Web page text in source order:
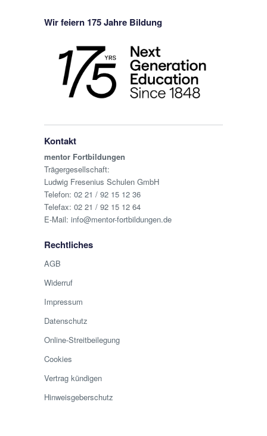
Wir feiern 175 Jahre Bildung
Kontakt
mentor Fortbildungen
Trägergesellschaft:
Ludwig Fresenius Schulen GmbH
Telefon: 02 21 / 92 15 12 36
Telefax: 02 21 / 92 15 12 64
E-Mail: info@mentor-fortbildungen.de
Rechtliches
AGB
Widerruf
Impressum
Datenschutz
Online-Streitbeilegung
Cookies
Vertrag kündigen
Hinweisgeberschutz